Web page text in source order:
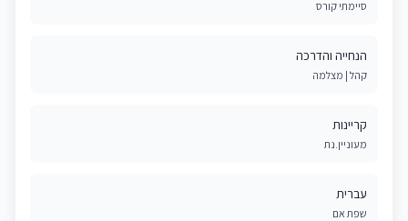
סיימתי קורס
הנחייה והדרכה
קהל | מצלמה
קריינות
מעוניין.נת
עברית
שפת אם